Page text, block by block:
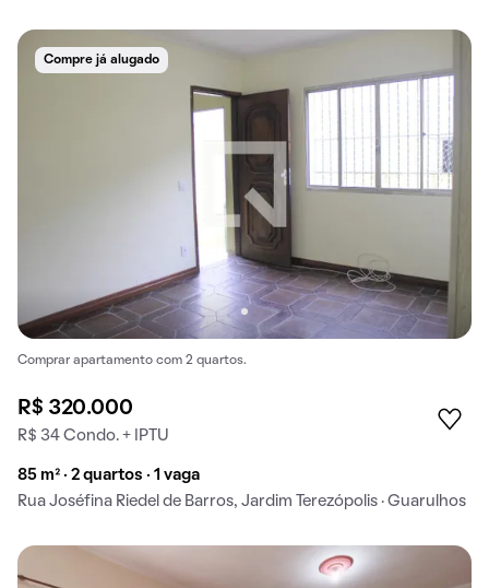
Compre já alugado
Comprar apartamento com 2 quartos.
R$ 320.000
R$ 34 Condo. + IPTU
85 m² · 2 quartos · 1 vaga
Rua Joséfina Riedel de Barros, Jardim Terezópolis · Guarulhos